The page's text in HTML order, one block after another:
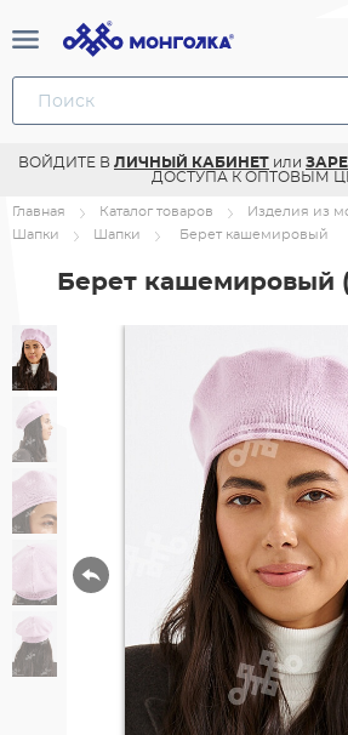
ВОЙДИТЕ В ЛИЧНЫЙ КАБИНЕТ или
ДОСТУПА К ОПТОВЫМ
Главная Каталог товаров
Изделия из
Шапки
Шапки Берет кашемировый
Берет кашемировый